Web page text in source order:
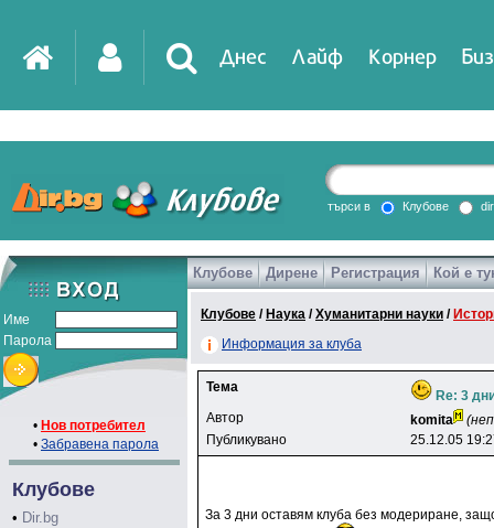
Днес Лайф Корнер
DirTV Impressio
Games
търси в Клубове
Име
Парола
• Нов потребител
• Забравена парола
Клубове
• Dir.bg
Клубове Дирене Регистрация Кой е
Клубове / Наука /Хуманитарни науки /
Информация за клуба
Тема
Re: 3
Автор
komita
Публикувано
25.12.05
За 3 дни оставям клуба без модериране,